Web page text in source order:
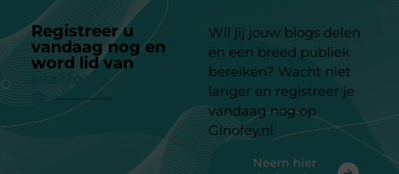
Registreer u
vandaag nog en
word lid van
platform
Wil jij jouw blogs delen
en een breed publiek
bereiken? Wacht niet
langer en registreer je
vandaag nog op
Ginofey.nl
Neem hier